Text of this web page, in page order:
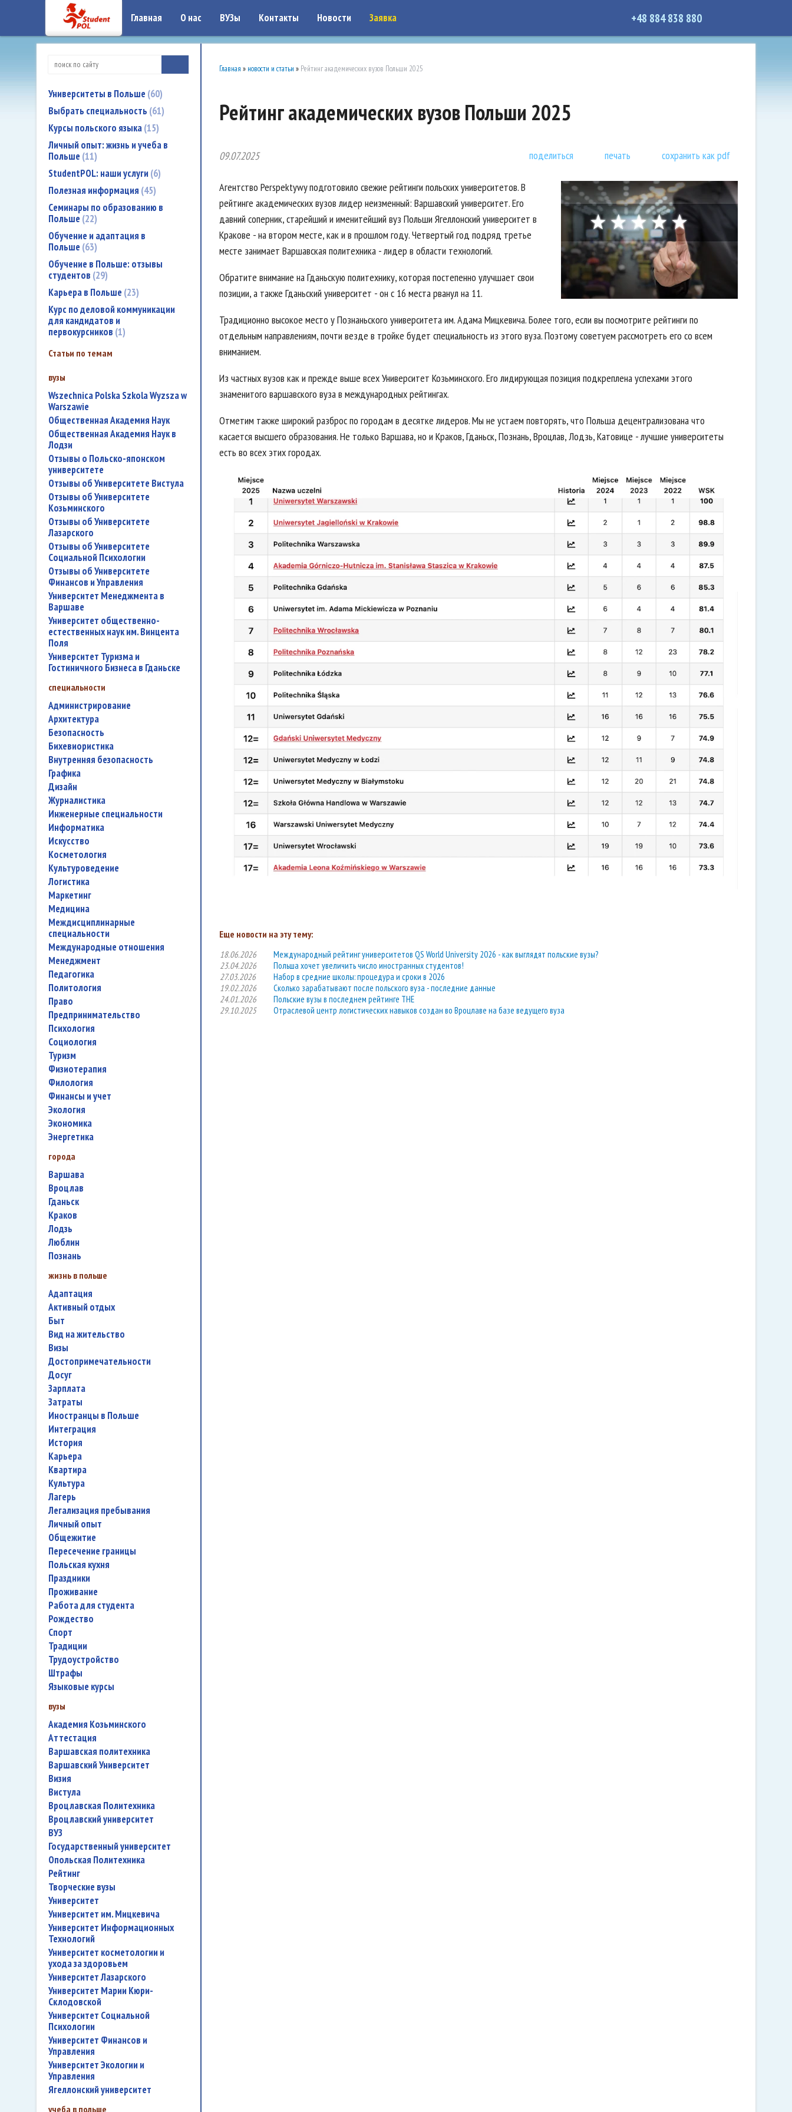
google-site-verification: google7a917c261df1566b.htmlgoogle-site-verification: google7a917c261df1566b.html
Главная О нас ВУЗы Контакты Новости Заявка +48 884 838 880
Университеты в Польше 60
Выбрать специальность 61
Курсы польского языка 15
Личный опыт: жизнь и учеба в
Польше 11
StudentPOL: наши услуги 6
Полезная информация 45
Семинары по образованию в
Польше 22
Обучение и адаптация в
Польше 63
Обучение в Польше: отзывы
студентов 29
Карьера в Польше 23
Курс по деловой коммуникации
для кандидатов и
первокурсников 1
Статьи по темам
вузы
Wszechnica Polska Szkola Wyzsza w
Warszawie
Общественная Академия Наук
Общественная Академия Наук в
Лодзи
Отзывы о Польско-японском
университете
Отзывы об Университете Вистула
Отзывы об Университете
Козьминского
Отзывы об Университете
Лазарского
Отзывы об Университете
Социальной Психологии
Отзывы об Университете
Финансов и Управления
Университет Менеджмента в
Варшаве
Университет общественно-
естественных наук им. Винцента
Поля
Университет Туризма и
Гостиничного Бизнеса в Гданьске
специальности
администрирование
архитектура
безопасность
бихевиористика
внутренняя безопасность
графика
дизайн
журналистика
инженерные специальности
информатика
искусство
косметология
культуроведение
логистика
маркетинг
медицина
междисциплинарные
специальности
международные отношения
менеджмент
педагогика
политология
право
предпринимательство
психология
социология
туризм
физиотерапия
филология
финансы и учет
экология
экономика
энергетика
города
Варшава
Вроцлав
Гданьск
Краков
Лодзь
Люблин
Познань
жизнь в польше
адаптация
активный отдых
быт
вид на жительство
визы
достопримечательности
досуг
зарплата
затраты
иностранцы в Польше
интеграция
история
карьера
квартира
культура
лагерь
легализация пребывания
личный опыт
общежитие
пересечение границы
польская кухня
праздники
проживание
работа для студента
Рождество
спорт
традиции
трудоустройство
штрафы
языковые курсы
вузы
Академия Козьминского
аттестация
Варшавская политехника
Варшавский Университет
Визия
Вистула
Вроцлавская Политехника
Вроцлавский университет
ВУЗ
государственный университет
Опольская Политехника
рейтинг
творческие вузы
университет
Университет им. Мицкевича
Университет Информационных
Технологий
университет косметологии и
ухода за здоровьем
Университет Лазарского
Университет Марии Кюри-
Склодовской
Университет Социальной
Психологии
Университет Финансов и
Управления
Университет Экологии и
Управления
Ягеллонский университет
учеба в польше
Главная » новости и статьи » Рейтинг академических вузов Польши 2025
Рейтинг академических вузов Польши 2025
09.07.2025 поделиться печать сохранить как pdf
Агентство Perspektywy подготовило свежие рейтинги польских университетов. В
рейтинге академических вузов лидер неизменный: Варшавский университет. Его
давний соперник, старейший и именитейший вуз Польши Ягеллонский университет в
Кракове - на втором месте, как и в прошлом году. Четвертый год подряд третье
месте занимает Варшавская политехника - лидер в области технологий.
Обратите внимание на Гданьскую политехнику, которая постепенно улучшает свои
позиции, а также Гданьский университет - он с 16 места рванул на 11.
Традиционно высокое место у Познаньского университета им. Адама Мицкевича. Более того, если вы посмотрите рейтинги по
отдельным направлениям, почти везде в тройке будет специальность из этого вуза. Поэтому советуем рассмотреть его со всем
вниманием.
Из частных вузов как и прежде выше всех Университет Козьминского. Его лидирующая позиция подкреплена успехами этого
знаменитого варшавского вуза в международных рейтингах.
Отметим также широкий разброс по городам в десятке лидеров. Мы не устаем повторять, что Польша децентрализована что
касается высшего образования. Не только Варшава, но и Краков, Гданьск, Познань, Вроцлав, Лодзь, Катовице - лучшие университеты
есть во всех этих городах.
Еще новости на эту тему:
18.06.2026
Международный рейтинг университетов QS World University 2026 - как выглядят польские вузы?
23.04.2026
Польша хочет увеличить число иностранных студентов!
27.03.2026
Набор в средние школы: процедура и сроки в 2026
19.02.2026
Сколько зарабатывают после польского вуза - последние данные
24.01.2026
Польские вузы в последнем рейтинге THE
29.10.2025
Отраслевой центр логистических навыков создан во Вроцлаве на базе ведущего вуза